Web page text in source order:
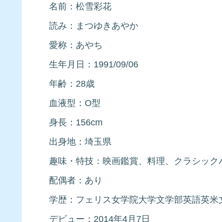
名前：松雪彩花
読み：まつゆきあやか
愛称：あやち
生年月日：1991/09/06
年齢：28歳
血液型：O型
身長：156cm
出身地：埼玉県
趣味・特技：映画鑑賞、料理、クラシック
配偶者：あり
学歴：フェリス女学院大学文学部英語英米
デビュー：2014年4月7日